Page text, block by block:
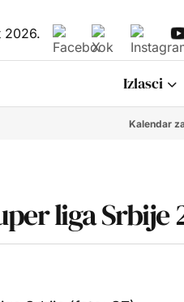
2026.
Izlasci
Kalendar
liga Srbije